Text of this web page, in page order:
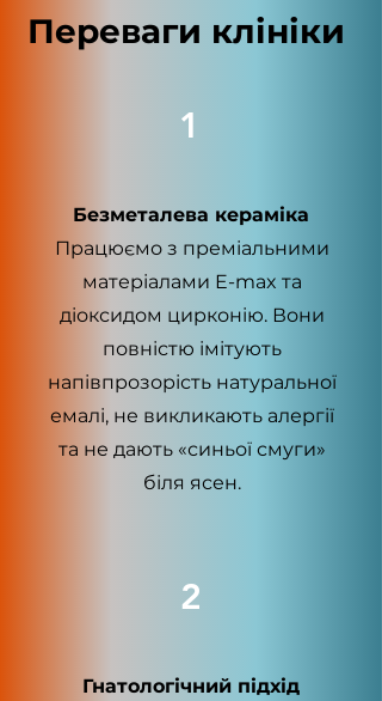
Переваги клініки
1
Безметалева кераміка
Працюємо з преміальними
матеріалами E-max та
діоксидом цирконію. Вони
повністю імітують
напівпрозорість натуральної
емалі, не викликають алергії
та не дають «синьої смуги»
біля ясен.
2
Гнатологічний підхід